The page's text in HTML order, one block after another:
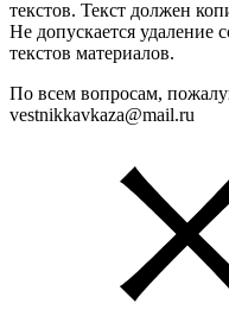
текстов. Текст должен
Не допускается удаление
текстов материалов.
По всем вопросам,
vestnikkavkaza@mail.ru